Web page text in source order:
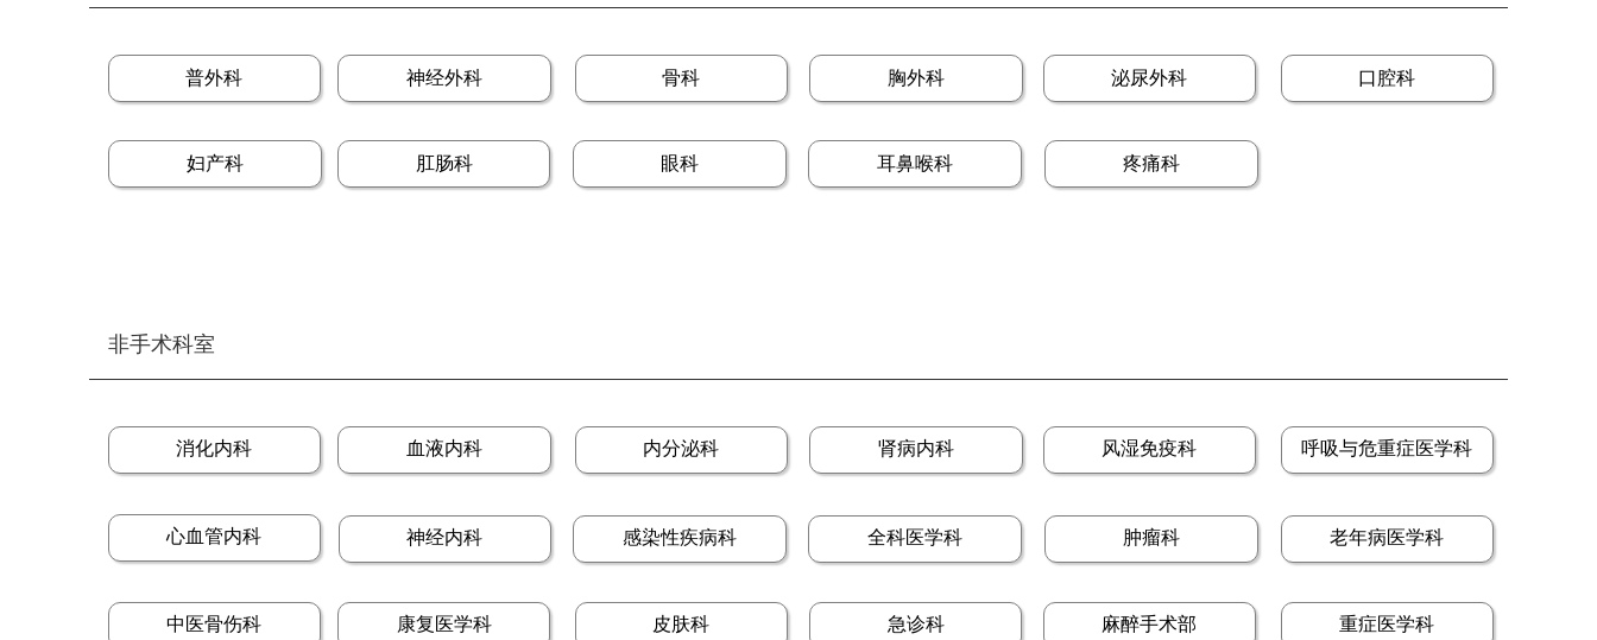
普外科 神经外科 骨科 胸外科 泌尿外科 口腔科
妇产科 肛肠科 眼科 耳鼻喉科 疼痛科
消化内科 血液内科 内分泌科 肾病内科 风湿免疫科 呼吸与危重症医学科
心血管内科 神经内科 感染性疾病科 全科医学科 肿瘤科 老年病医学科
中医骨伤科 康复医学科 皮肤科 急诊科 麻醉手术部 重症医学科
非手术科室